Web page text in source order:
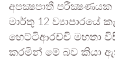
අපක්‍ෂපාතී පරීක්‍ෂණයක
මාර්තු 12
හෙට්ටිආරච්චි මහතා
කරමින් මේ බව කියා